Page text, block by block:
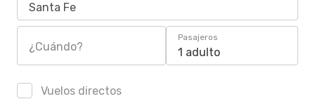
Santa Fe
¿Cuándo?
Pasajeros
1 adulto
Vuelos directos